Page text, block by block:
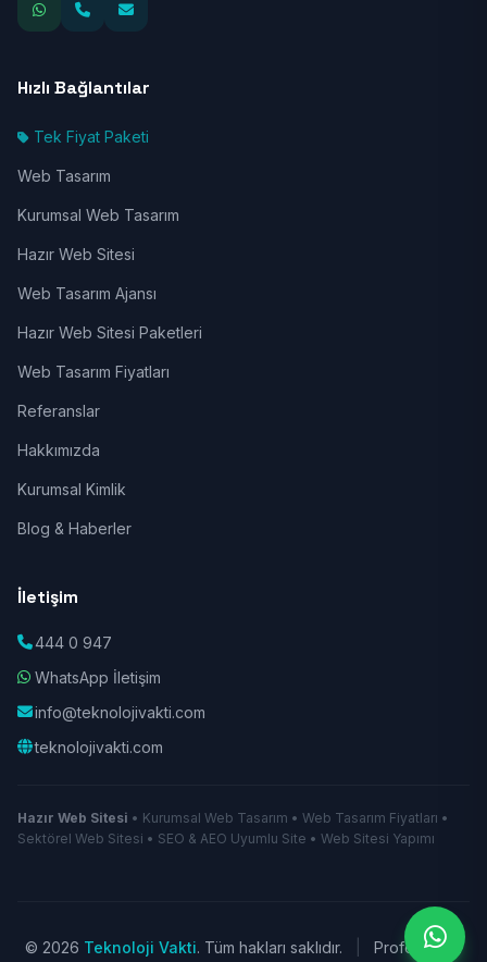
Hızlı Bağlantılar
Tek Fiyat Paketi
Web Tasarım
Kurumsal Web Tasarım
Hazır Web Sitesi
Web Tasarım Ajansı
Hazır Web Sitesi Paketleri
Web Tasarım Fiyatları
Referanslar
Hakkımızda
Kurumsal Kimlik
Blog & Haberler
İletişim
444 0 947
WhatsApp İletişim
info@teknolojivakti.com
teknolojivakti.com
Hazır Web Sitesi • Kurumsal Web Tasarım • Web Tasarım Fiyatları •
Sektörel Web Sitesi • SEO & AEO Uyumlu Site • Web Sitesi Yapımı
© 2026 Teknoloji Vakti. Tüm hakları saklıdır.
Profesyonel